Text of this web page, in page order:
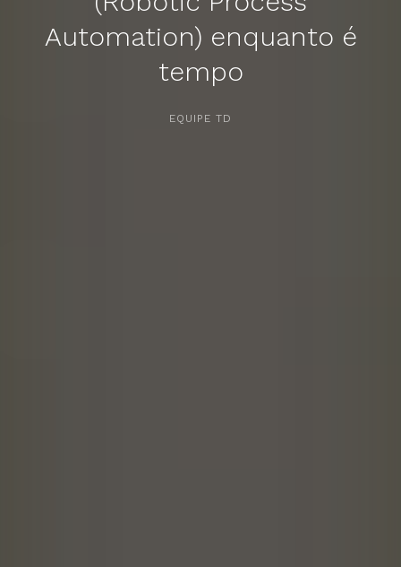
APERTE [ENTER] PARA PESQUISAR...
Automation) enquanto é
tempo
EQUIPE TD